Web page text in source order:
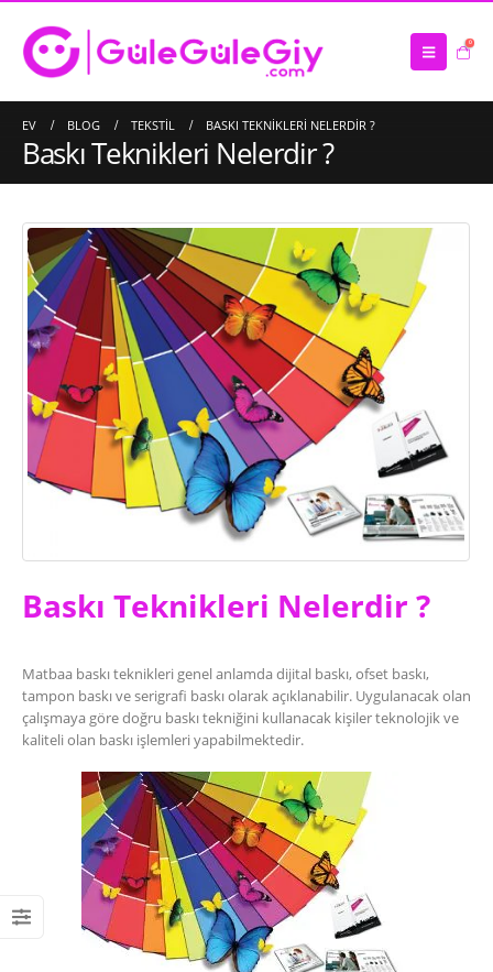
0
EV BLOG TEKSTIL BASKI TEKNIKLERI NELERDIR ?
Baskı Teknikleri Nelerdir ?
Baskı Teknikleri Nelerdir ?
Matbaa baskı teknikleri genel anlamda dijital baskı, ofset baskı,
tampon baskı ve serigrafi baskı olarak açıklanabilir. Uygulanacak olan
çalışmaya göre doğru baskı tekniğini kullanacak kişiler teknolojik ve
kaliteli olan baskı işlemleri yapabilmektedir.
Saten Atkı İmalatı
16/03/2023
Çanta İmalatı – Üretimi
10/03/2023
Giyilebilir Battaniye Hoodie
Üretimi